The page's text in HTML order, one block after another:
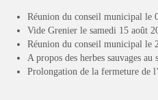
Réunion du conseil municipal le
Vide Grenier le samedi 15 août
Réunion du conseil municipal le
A propos des herbes sauvages
Prolongation de la fermeture de